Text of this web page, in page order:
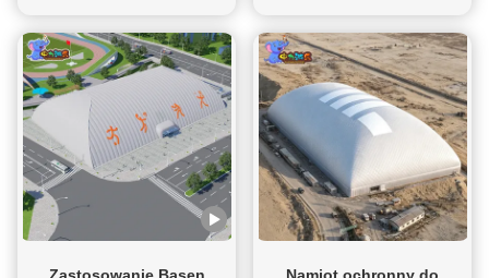
pomieszczeniach
zamkniętych i centrum
treningowego sportowego
Zastosowanie Basen
Namiot ochronny do